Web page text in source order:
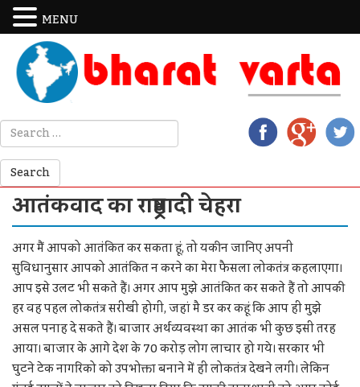
आतंकवाद का राष्ट्रवादी चेहरा
अगर मैं आपको आतंकित कर सकता हूं, तो यकीन जानिए अपनी
सुविधानुसार आपको आतंकित न करने का मेरा फैसला लोकतंत्र कहलाएगा।
आप इसे उलट भी सकते हैं। अगर आप मुझे आतंकित कर सकते हैं तो आपकी
हर वह पहल लोकतंत्र सरीखी होगी, जहां मै डर कर कहूं कि आप ही मुझे
असल पनाह दे सकते हैं। बाजार अर्थव्यवस्था का आतंक भी कुछ इसी तरह
आया। बाजार के आगे देश के 70 करोड़ लोग लाचार हो गये। सरकार भी
घुटने टेक नागरिको को उपभोक्ता बनाने में ही लोकतंत्र देखने लगी। लेकिन
MENU